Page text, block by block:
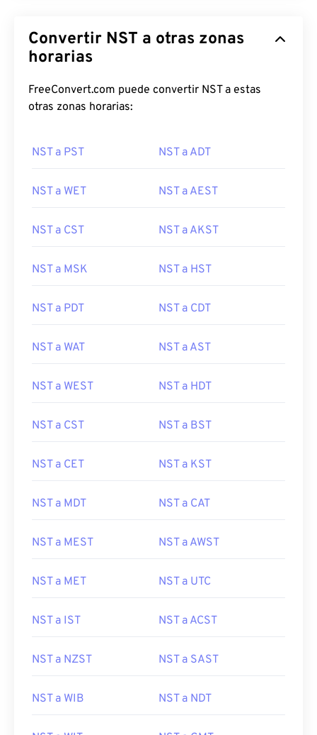
Convertir NST a otras zonas
horarias
FreeConvert.com puede convertir NST a estas
otras zonas horarias:
NST a PST NST a ADT
NST a WET NST a AEST
NST a CST NST a AKST
NST a MSK NST a HST
NST a PDT NST a CDT
NST a WAT NST a AST
NST a WEST NST a HDT
NST a CST NST a BST
NST a CET NST a KST
NST a MDT NST a CAT
NST a MEST NST a AWST
NST a MET NST a UTC
NST a IST NST a ACST
NST a NZST NST a SAST
NST a WIB NST a NDT